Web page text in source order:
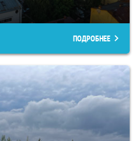
ПОДРОБНЕЕ